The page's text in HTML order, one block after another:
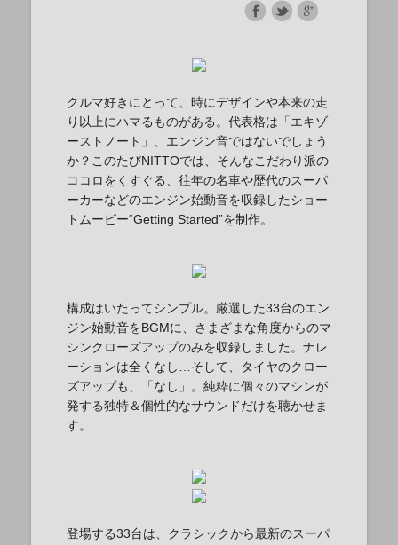
クルマ好きにとって、時にデザインや本来の走
り以上にハマるものがある。代表格は「エキゾ
ーストノート」、エンジン音ではないでしょう
か？このたびNITTOでは、そんなこだわり派の
ココロをくすぐる、往年の名車や歴代のスーパ
ーカーなどのエンジン始動音を収録したショー
トムービー“Getting Started”を制作。
構成はいたってシンプル。厳選した33台のエン
ジン始動音をBGMに、さまざまな角度からのマ
シンクローズアップのみを収録しました。ナレ
ーションは全くなし…そして、タイヤのクロー
ズアップも、「なし」。純粋に個々のマシンが
発する独特＆個性的なサウンドだけを聴かせま
す。
登場する33台は、クラシックから最新のスーパ